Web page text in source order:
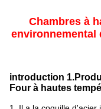
Chambres à
environnemental
introduction
Four à hautes